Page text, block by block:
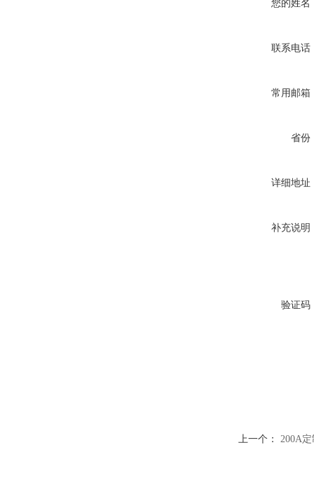
您的姓名
联系电话
常用邮箱
省份
详细地址
补充说明
验证码
上一个： 200A